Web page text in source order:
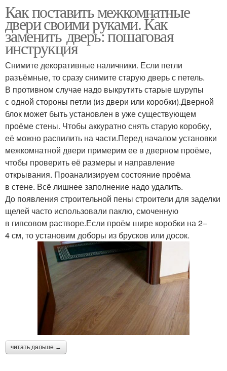
Как поставить межкомнатные
двери своими руками. Как
заменить дверь: пошаговая
инструкция
Снимите декоративные наличники. Если петли
разъёмные, то сразу снимите старую дверь с петель.
В противном случае надо выкрутить старые шурупы
с одной стороны петли (из двери или коробки).Дверной
блок может быть установлен в уже существующем
проёме стены. Чтобы аккуратно снять старую коробку,
её можно распилить на части.Перед началом установки
межкомнатной двери примерим ее в дверном проёме,
чтобы проверить её размеры и направление
открывания. Проанализируем состояние проёма
в стене. Всё лишнее заполнение надо удалить.
До появления строительной пены строители для заделки
щелей часто использовали паклю, смоченную
в гипсовом растворе.Если проём шире коробки на 2–
4 см, то установим доборы из брусков или досок.
читать дальше →